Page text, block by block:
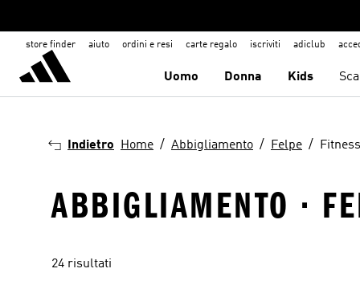
store finder aiuto ordini e resi carte regalo iscriviti adiclub
Uomo Donna Kids
Indietro Home Abbigliamento Felpe
ABBIGLIAMENTO ·
24 risultati